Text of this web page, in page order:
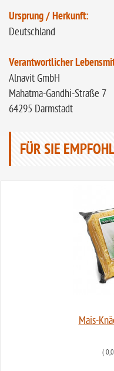
Ursprung / Herkunft:
Deutschland
Verantwortlicher
Alnavit GmbH
Mahatma-Gandhi-Straße 7
64295 Darmstadt
FÜR SIE
Mais-
(